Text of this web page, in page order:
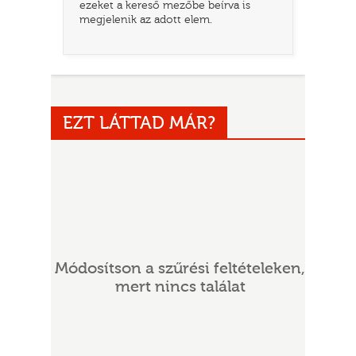
ezeket a kereső mezőbe beírva is
megjelenik az adott elem.
EZT LÁTTAD MÁR?
Módosítson a szűrési feltételeken,
mert nincs találat